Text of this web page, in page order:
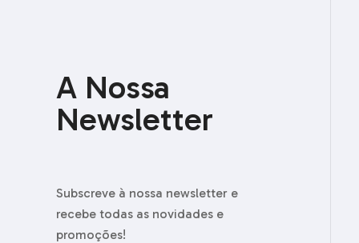
A Nossa
Newsletter
Subscreve à nossa newsletter e
recebe todas as novidades e
promoções!